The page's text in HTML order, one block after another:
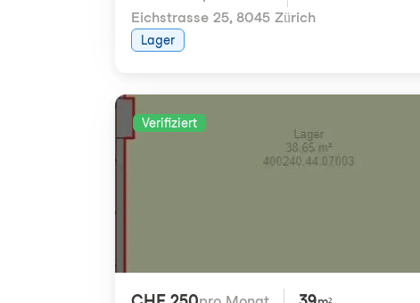
Eichstrasse 25, 8045 Zürich
Lager
Verifiziert